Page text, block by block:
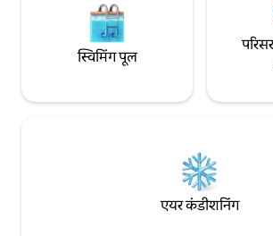
स्विमिंग पूल
एयर कंडीशनिंग